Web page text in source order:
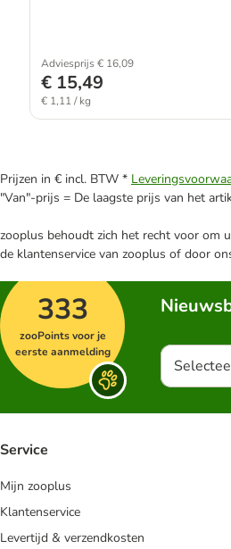
Adviesprijs € 16,09
€ 15,49
€ 1,11 / kg
Prijzen in € incl. BTW *
"Van"-prijs = De laagste prijs van het
zooplus behoudt zich het recht voor om
de klantenservice van zooplus of door
333
zooPoints voor je
eerste aanmelding
Service
Mijn zooplus
Klantenservice
Levertijd & verzendkosten